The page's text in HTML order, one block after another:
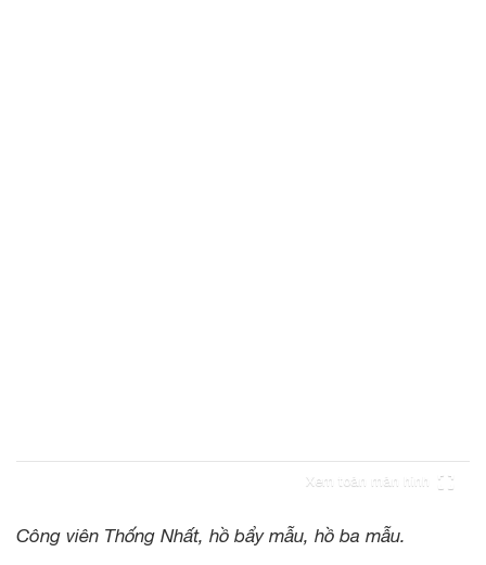
Xem toàn màn hình
Công viên Thống Nhất, hồ bẩy mẫu, hồ ba mẫu.